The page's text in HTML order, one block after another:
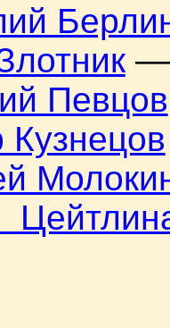
—
Певцов
Кузнецов